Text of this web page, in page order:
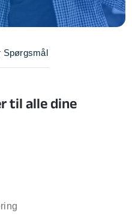
Spørgsmål
til alle dine